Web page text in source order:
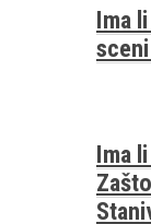
Ima
Ima